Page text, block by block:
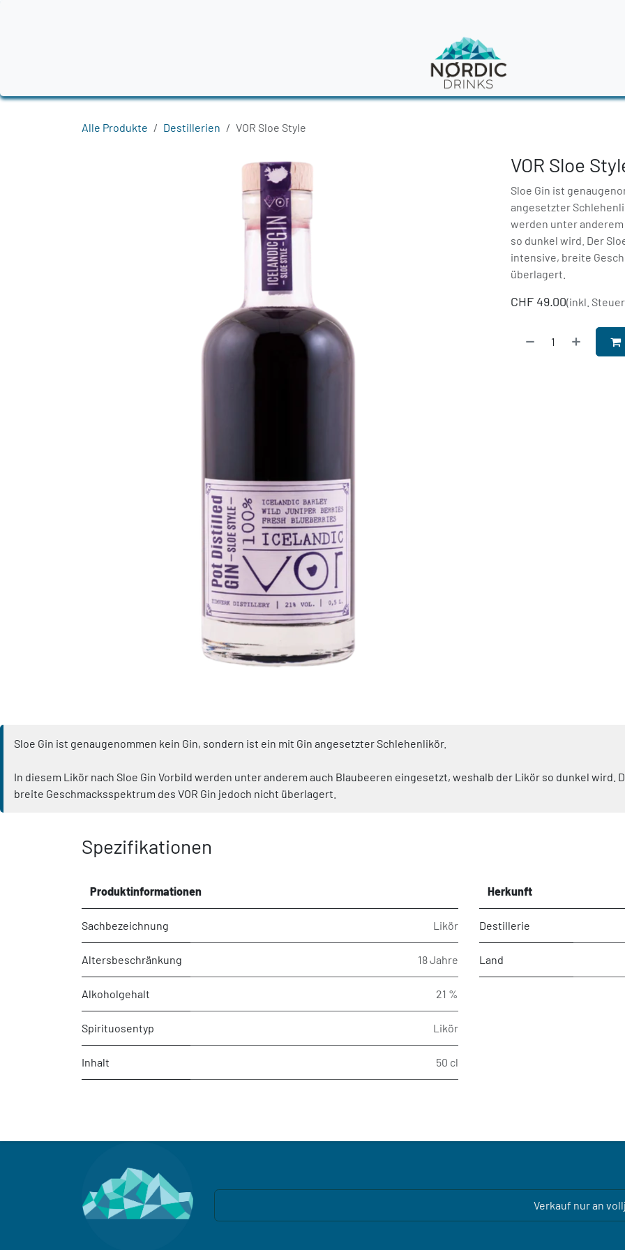
Alle Produkte Destillerien VOR Sloe Style
VOR Sloe
Sloe Gin ist
angesetzter
werden unter
so dunkel wird. Der
intensive, breite
überlagert.
CHF 49.00(inkl.
Sloe Gin ist genaugenommen kein Gin, sondern ist ein mit Gin angesetzter Schlehenlikör.
In diesem Likör nach Sloe Gin Vorbild werden unter anderem auch Blaubeeren eingesetzt, weshalb der Likör so dunkel wird.
breite Geschmacksspektrum des VOR Gin jedoch nicht überlagert.
Spezifikationen
Produktinformationen
Sachbezeichnung Likör
Altersbeschränkung 18 Jahre
Alkoholgehalt 21 %
Spirituosentyp Likör
Inhalt 50 cl
Herkunft
Destillerie
Land
Verkauf nur an